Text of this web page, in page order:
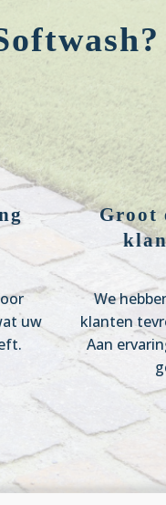
uw
Groot
We
klanten
Aan